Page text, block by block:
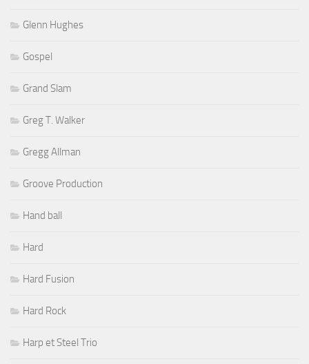
Glenn Hughes
Gospel
Grand Slam
Greg T. Walker
Gregg Allman
Groove Production
Hand ball
Hard
Hard Fusion
Hard Rock
Harp et Steel Trio